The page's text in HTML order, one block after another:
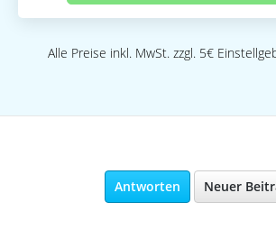
Alle Preise inkl. MwSt. zzgl. 5€
Antworten Neuer